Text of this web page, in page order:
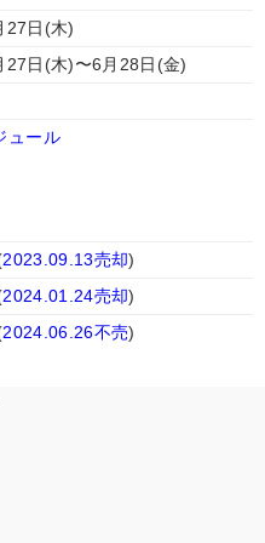
27日(木)
27日(木)〜6月28日(金)
ュール
2023.09.13売却)
2024.01.24売却)
2024.06.26不売)